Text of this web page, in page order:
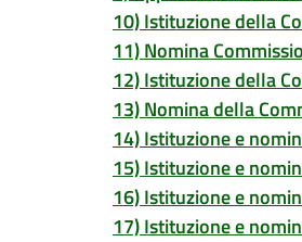
10) Istituzione della
11) Nomina
12) Istituzione della
13) Nomina della
14) Istituzione e
15) Istituzione e
16) Istituzione e
17) Istituzione e